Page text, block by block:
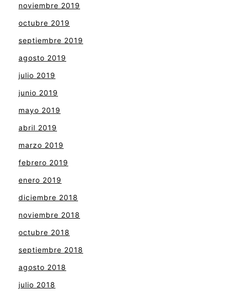
noviembre 2019
octubre 2019
septiembre 2019
agosto 2019
julio 2019
junio 2019
mayo 2019
abril 2019
marzo 2019
febrero 2019
enero 2019
diciembre 2018
noviembre 2018
octubre 2018
septiembre 2018
agosto 2018
julio 2018